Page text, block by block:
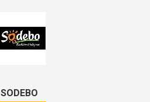
SODEBO